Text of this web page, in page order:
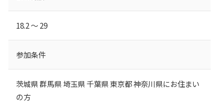
18.2 ～ 29
参加条件
茨城県 群馬県 埼玉県 千葉県 東京都 神奈川県にお住まい
の方